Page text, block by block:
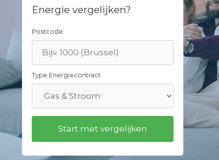
Energie vergelijken?
Postcode
Type Energiecontract